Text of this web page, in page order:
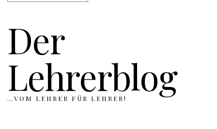
Der
Lehrerblog
…VOM LEHRER FÜR LEHRER!